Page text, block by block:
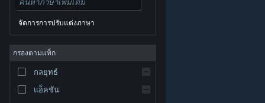
© Valve Corporation สงวนลิขสิทธิ์ เครื่องหมายการค้า
และประเทศอื่น
นโยบายความเป็นส่วนตัว
การช่วยการเข้าถึง|
Steam| การคืนเงิน
จัดการการปรับแต่งภาษา
กรองตามแท็ก
กลยุทธ์
แอ็คชัน